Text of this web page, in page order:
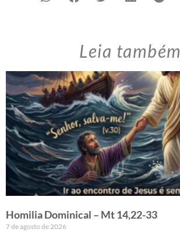
Leia também
Homilia Dominical – Mt 14,22-33
7 de agosto de 2026